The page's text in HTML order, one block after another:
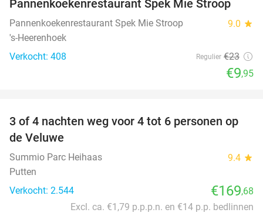
Pannenkoekenrestaurant Spek Mie Stroop
Pannenkoekenrestaurant Spek Mie Stroop 9.0 star
's-Heerenhoek
Verkocht: 408
Regulier €23
€9,95
3 of 4 nachten weg voor 4 tot 6 personen op
de Veluwe
Summio Parc Heihaas 9.4 star
Putten
Verkocht: 2.544
€169,68
Excl. ca. €1,79 p.p.p.n. en €14 p.p. bedlinnen